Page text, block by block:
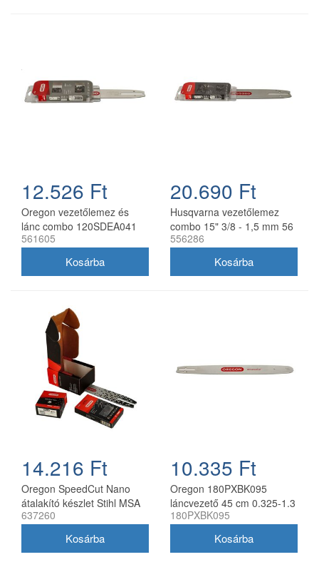
12.526 Ft
Oregon vezetőlemez és
lánc combo 120SDEA041
30 cm 3/8 1,3 mm 2x
561605
20.690 Ft
Husqvarna vezetőlemez
combo 15" 3/8 - 1,5 mm 56
szemes 2 db Oregon
556286
14.216 Ft
Oregon SpeedCut Nano
átalakító készlet Stihl MSA
161T 10" 325 1,1 mm
637260
10.335 Ft
Oregon 180PXBK095
láncvezető 45 cm 0.325-1.3
mm 72 szemes Husqvarna
180PXBK095